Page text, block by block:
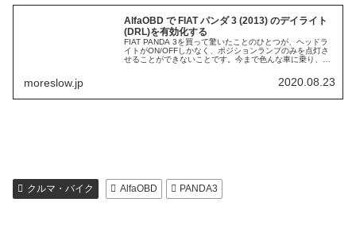
AlfaOBD で FIAT パンダ 3 (2013) のデイライト
(DRL)を有効化する
FIAT PANDA 3を買って驚いたことのひとつが、ヘッドラ
イトがON/OFFしかなく、ポジションランプのみを点灯さ
せることができないことです。今まで色んな車に乗り、輸
moreslow.jp 2020.08.23
クルマ・バイク AlfaOBD PANDA3